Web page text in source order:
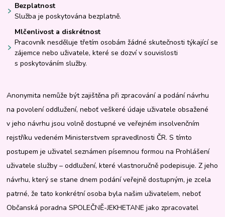
Bezplatnost
Služba je poskytována bezplatně.
Mlčenlivost a diskrétnost
Pracovník nesděluje třetím osobám žádné skutečnosti týkající se
zájemce nebo uživatele, které se dozví v souvislosti
s poskytováním služby.
Anonymita nemůže být zajištěna při zpracování a podání návrhu
na povolení oddlužení, neboť veškeré údaje uživatele obsažené
v jeho návrhu jsou volně dostupné ve veřejném insolvenčním
rejstříku vedeném Ministerstvem spravedlnosti ČR. S tímto
postupem je uživatel seznámen písemnou formou na Prohlášení
uživatele služby – oddlužení, které vlastnoručně podepisuje. Z jeho
návrhu, který se stane dnem podání veřejně dostupným, je zcela
patrné, že tato konkrétní osoba byla našim uživatelem, neboť
Občanská poradna SPOLEČNĚ-JEKHETANE jako zpracovatel